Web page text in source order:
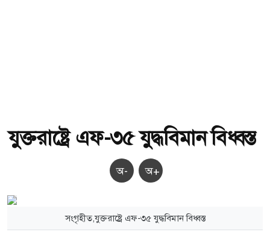
যুক্তরাষ্ট্রে এফ-৩৫ যুদ্ধবিমান বিধ্বস্ত
অ- অ+
সংগৃহীত,যুক্তরাষ্ট্রে এফ-৩৫ যুদ্ধবিমান বিধ্বস্ত